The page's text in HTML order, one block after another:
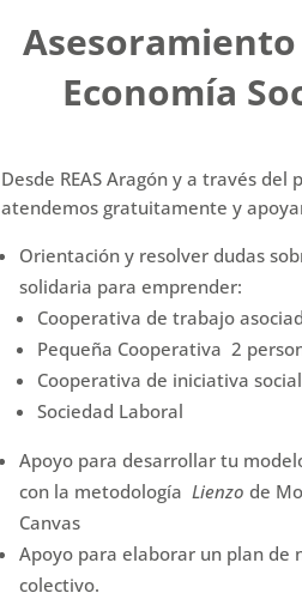
Economía
Desde REAS Aragón y a través del
atendemos gratuitamente y
Orientación y resolver dudas
solidaria para emprender:
Cooperativa de trabajo
Pequeña Cooperativa 2
Cooperativa de iniciativa social
Sociedad Laboral
Apoyo para desarrollar tu
con la metodologíaLienzo de
Canvas
Apoyo para elaborar un plan de
colectivo.